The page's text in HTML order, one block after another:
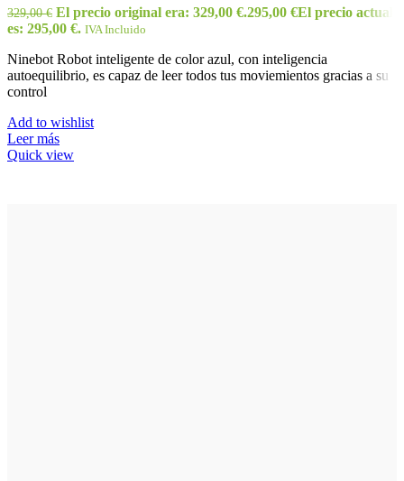
329,00€ El precio original era: 329,00 €.295,00 €El precio actual
es: 295,00 €. IVA Incluido
Ninebot Robot inteligente de color azul, con inteligencia
autoequilibrio, es capaz de leer todos tus moviemientos gracias a su
control
Add to wishlist
Leer más
Quick view